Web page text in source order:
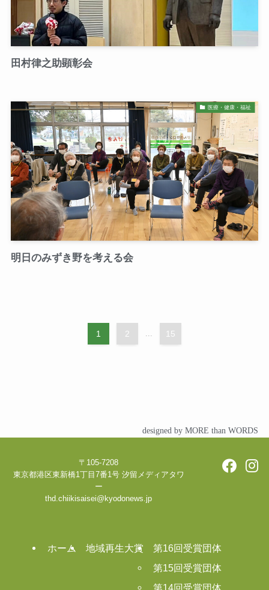
田村律之助顕彰会
医療・健康・福祉
明日のみずき野を考える会
1 2 ... 15
designed by MORE than WORDS
〒105-7208
東京都港区東新橋1丁目7番1号 汐留メディアタワ
ー
thd.chiikisaisei@kyodonews.jp
ホーム 地域再生大賞
第16回受賞団体
第15回受賞団体